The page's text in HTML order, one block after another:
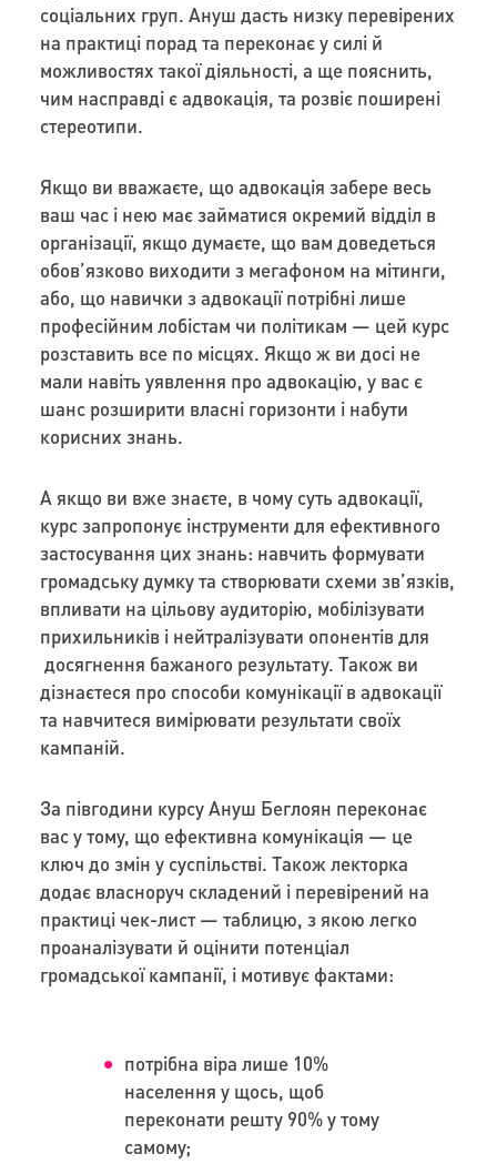
соціальних груп. Ануш дасть низку перевірених
на практиці порад та переконає у силі й
можливостях такої діяльності, а ще пояснить,
чим насправді є адвокація, та розвіє поширені
стереотипи.
Якщо ви вважаєте, що адвокація забере весь
ваш час і нею має займатися окремий відділ в
організації, якщо думаєте, що вам доведеться
обов’язково виходити з мегафоном на мітинги,
або, що навички з адвокації потрібні лише
професійним лобістам чи політикам — цей курс
розставить все по місцях. Якщо ж ви досі не
мали навіть уявлення про адвокацію, у вас є
шанс розширити власні горизонти і набути
корисних знань.
А якщо ви вже знаєте, в чому суть адвокації,
курс запропонує інструменти для ефективного
застосування цих знань: навчить формувати
громадську думку та створювати схеми зв’язків,
впливати на цільову аудиторію, мобілізувати
прихильників і нейтралізувати опонентів для
досягнення бажаного результату. Також ви
дізнаєтеся про способи комунікації в адвокації
та навчитеся вимірювати результати своїх
кампаній.
За півгодини курсу Ануш Беглоян переконає
вас у тому, що ефективна комунікація — це
ключ до змін у суспільстві. Також лекторка
додає власноруч складений і перевірений на
практиці чек-лист — таблицю, з якою легко
проаналізувати й оцінити потенціал
громадської кампанії, і мотивує фактами:
потрібна віра лише 10%
населення у щось, щоб
переконати решту 90% у тому
самому;